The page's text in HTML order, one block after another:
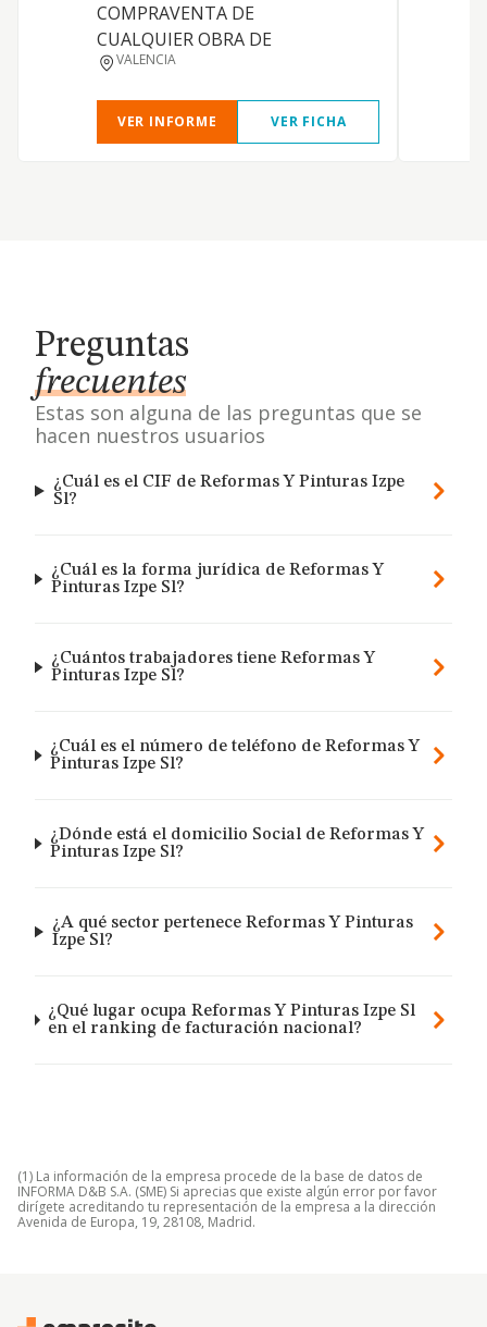
COMPRAVENTA DE
CUALQUIER OBRA DE
VALENCIA
VER INFORME VER FICHA
Preguntas
frecuentes
Estas son alguna de las preguntas que se
hacen nuestros usuarios
¿Cuál es el CIF de Reformas Y Pinturas Izpe
Sl?
¿Cuál es la forma jurídica de Reformas Y
Pinturas Izpe Sl?
¿Cuántos trabajadores tiene Reformas Y
Pinturas Izpe Sl?
¿Cuál es el número de teléfono de Reformas Y
Pinturas Izpe Sl?
¿Dónde está el domicilio Social de Reformas Y
Pinturas Izpe Sl?
¿A qué sector pertenece Reformas Y Pinturas
Izpe Sl?
¿Qué lugar ocupa Reformas Y Pinturas Izpe Sl
en el ranking de facturación nacional?
(1) La información de la empresa procede de la base de datos de
INFORMA D&B S.A. (SME) Si aprecias que existe algún error por favor
dirígete acreditando tu representación de la empresa a la dirección
Avenida de Europa, 19, 28108, Madrid.